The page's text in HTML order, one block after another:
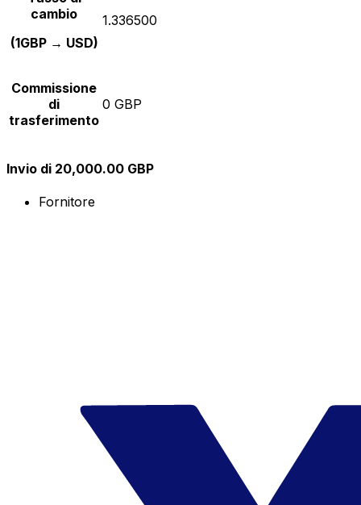
cambio
(1GBP → USD)
1.336500
Commissione
di
trasferimento
0 GBP
Invio di 20,000.00 GBP
Fornitore